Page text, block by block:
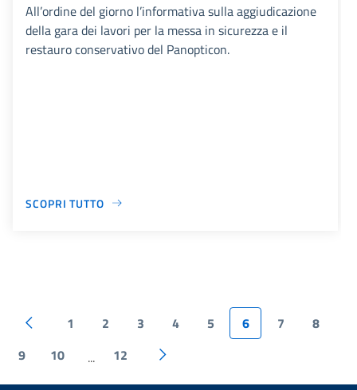
All’ordine del giorno l’informativa sulla aggiudicazione
della gara dei lavori per la messa in sicurezza e il
restauro conservativo del Panopticon.
SCOPRI TUTTO
1 2 3 4 5 6 7
8
9
10 ... 12